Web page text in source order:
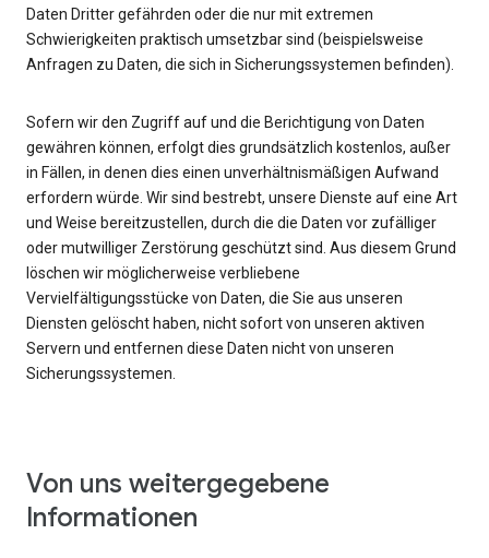
Daten Dritter gefährden oder die nur mit extremen
Schwierigkeiten praktisch umsetzbar sind (beispielsweise
Anfragen zu Daten, die sich in Sicherungssystemen befinden).
Sofern wir den Zugriff auf und die Berichtigung von Daten
gewähren können, erfolgt dies grundsätzlich kostenlos, außer
in Fällen, in denen dies einen unverhältnismäßigen Aufwand
erfordern würde. Wir sind bestrebt, unsere Dienste auf eine Art
und Weise bereitzustellen, durch die die Daten vor zufälliger
oder mutwilliger Zerstörung geschützt sind. Aus diesem Grund
löschen wir möglicherweise verbliebene
Vervielfältigungsstücke von Daten, die Sie aus unseren
Diensten gelöscht haben, nicht sofort von unseren aktiven
Servern und entfernen diese Daten nicht von unseren
Sicherungssystemen.
Von uns weitergegebene
Informationen